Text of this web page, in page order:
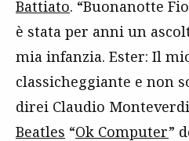
Battiato. “Buonanotte
è stata per anni un
mia infanzia. Ester: Il
classicheggiante e non
direi Claudio
Beatles “Ok Computer”